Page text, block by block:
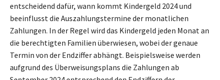
entscheidend dafür, wann kommt Kindergeld 2024 und
beeinflusst die Auszahlungstermine der monatlichen
Zahlungen. In der Regel wird das Kindergeld jeden Monat an
die berechtigten Familien überwiesen, wobei der genaue
Termin von der Endziffer abhängt. Beispielsweise werden
aufgrund des Überweisungsplans die Zahlungen ab